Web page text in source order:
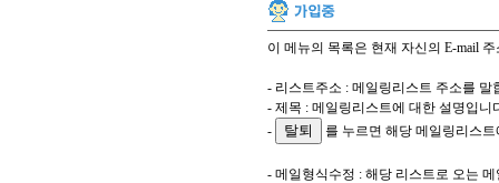
이 메뉴의 목록은 현재 자신의 E-mail
- 리스트주소 : 메일링리스트 주소를
- 제목 : 메일링리스트에 대한 설명입
-
를 누르면 해당 메일링리스
- 메일형식수정 : 해당 리스트로 오는